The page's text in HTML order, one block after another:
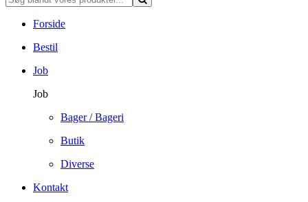
Forside
Bestil
Job
Job
Bager / Bageri
Butik
Diverse
Kontakt